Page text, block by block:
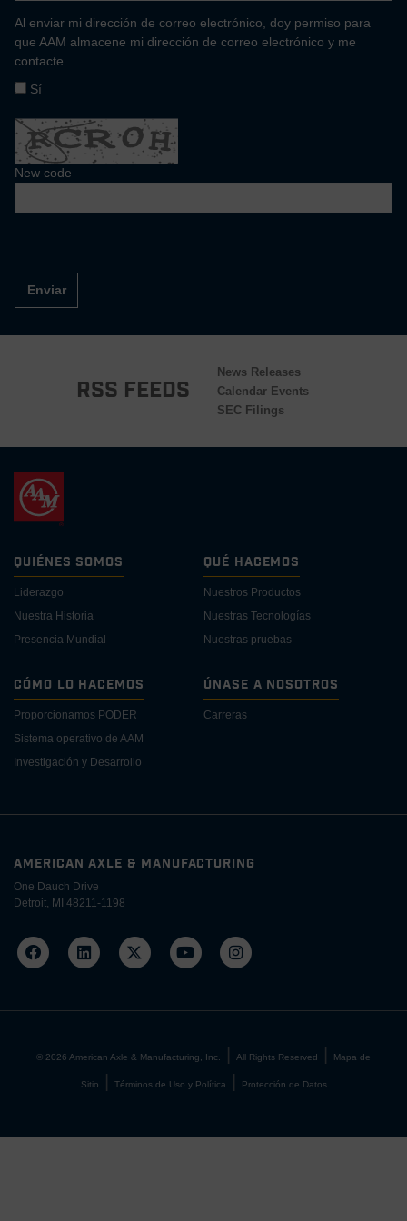
Al enviar mi dirección de correo electrónico, doy permiso para
que AAM almacene mi dirección de correo electrónico y me
contacte.
Sí
New code
Enviar
RSS Feeds
News Releases
Calendar Events
SEC Filings
Quiénes Somos
Liderazgo
Nuestra Historia
Presencia Mundial
Qué Hacemos
Nuestros Productos
Nuestras Tecnologías
Nuestras pruebas
Cómo lo Hacemos
Proporcionamos PODER
Sistema operativo de AAM
Investigación y Desarrollo
Únase a Nosotros
Carreras
AMERICAN AXLE & MANUFACTURING
One Dauch Drive
Detroit, MI 48211-1198
© 2026 American Axle & Manufacturing, Inc. All Rights Reserved Mapa de
Sitio Términos de Uso y Política Protección de Datos